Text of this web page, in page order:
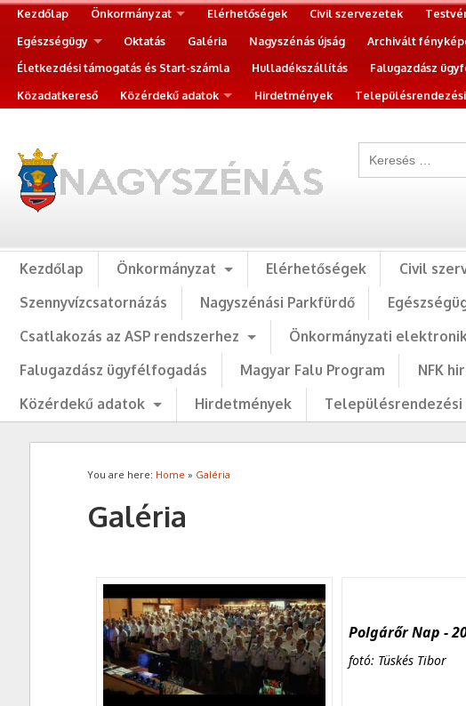
Kezdőlap Önkormányzat Elérhetőségek Civil szervezetek
Egészségügy
Oktatás Galéria Nagyszénás újság Archivált
Életkezdési támogatás és Start-számla
Hulladékszállítás Falugazdász
Közadatkereső
Közérdekű adatok Hirdetmények
Kezdőlap Önkormányzat Elérhetőségek Civil
Szennyvízcsatornázás
Nagyszénási Parkfürdő
Csatlakozás az ASP rendszerhez
Önkormányzati
Falugazdász ügyfélfogadás
Magyar Falu Program NFK
Közérdekű adatok
Hirdetmények Településrendezési
You are here: Home » Galéria
Galéria
Polgárőr Nap -
fotó: Tüskés Tibor